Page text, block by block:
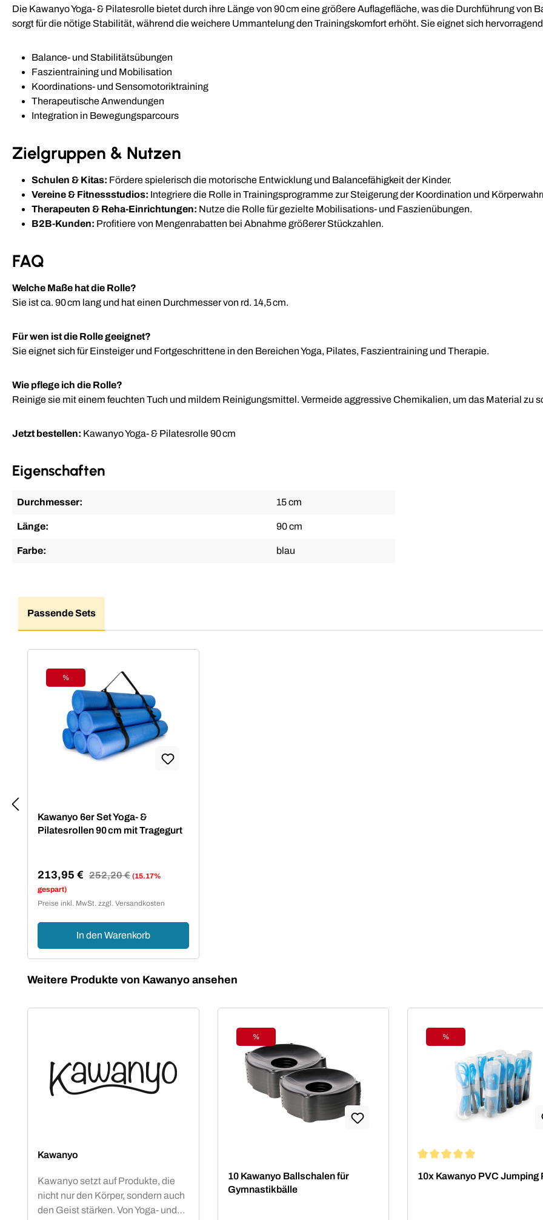
Die Kawanyo Yoga- & Pilatesrolle bietet durch ihre Länge von 90 cm eine größere Auflagefläche, was die Durchführung von
sorgt für die nötige Stabilität, während die weichere Ummantelung den Trainingskomfort erhöht. Sie eignet sich
Balance- und Stabilitätsübungen
Faszientraining und Mobilisation
Koordinations- und Sensomotoriktraining
Therapeutische Anwendungen
Integration in Bewegungsparcours
Zielgruppen & Nutzen
Schulen & Kitas: Fördere spielerisch die motorische Entwicklung und Balancefähigkeit der Kinder.
Vereine & Fitnessstudios: Integriere die Rolle in Trainingsprogramme zur Steigerung der Koordination und
Therapeuten & Reha-Einrichtungen: Nutze die Rolle für gezielte Mobilisations- und Faszienübungen.
B2B-Kunden: Profitiere von Mengenrabatten bei Abnahme größerer Stückzahlen.
FAQ
Welche Maße hat die Rolle?
Sie ist ca. 90 cm lang und hat einen Durchmesser von rd. 14,5 cm.
Für wen ist die Rolle geeignet?
Sie eignet sich für Einsteiger und Fortgeschrittene in den Bereichen Yoga, Pilates, Faszientraining und Therapie.
Wie pflege ich die Rolle?
Reinige sie mit einem feuchten Tuch und mildem Reinigungsmittel. Vermeide aggressive Chemikalien, um das Material zu
Jetzt bestellen: Kawanyo Yoga- & Pilatesrolle 90 cm
Eigenschaften
Durchmesser: 15 cm
Länge: 90 cm
Farbe: blau
Passende Sets
Rabatt
%
Kawanyo 6er Set Yoga- &
Pilatesrollen 90 cm mit Tragegurt
Verkaufspreis:
213,95 € Regulärer Preis:
252,20 € (15.17%
gespart)
Preise inkl. MwSt. zzgl. Versandkosten
In den Warenkorb
Produktgalerie überspringen
Weitere Produkte von Kawanyo ansehen
Kawanyo
Kawanyo setzt auf Produkte, die
nicht nur den Körper, sondern auch
den Geist stärken. Von Yoga- und
Rabatt
%
10 Kawanyo Ballschalen für
Gymnastikbälle
Rabatt
%
10x Kawanyo PVC Jumping